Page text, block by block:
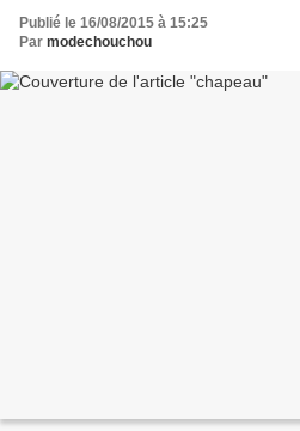
Publié le 16/08/2015 à 15:25
Par modechouchou